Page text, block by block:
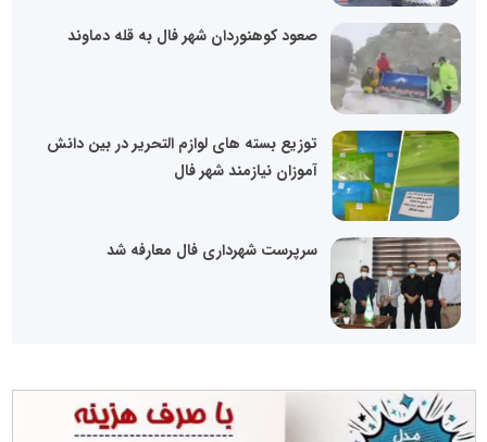
صعود کوهنوردان شهر فال به قله دماوند
توزیع بسته های لوازم التحریر در بین دانش
آموزان نیازمند شهر فال
سرپرست شهرداری فال معارفه شد